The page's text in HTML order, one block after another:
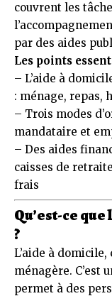
couvrent les
par des aides
Les points
– L’aide à
: ménage, repas,
– Trois modes
mandataire et
– Des aides
caisses de
frais
Qu’est-ce
?
L’aide à domicile,
ménagère. C’est
permet à des